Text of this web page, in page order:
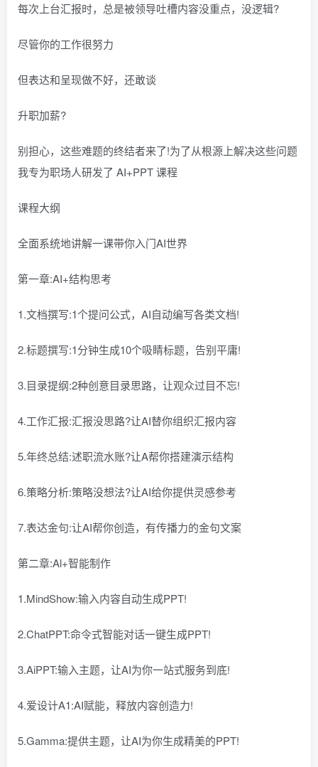
每次上台汇报时，总是被领导吐槽内容没重点，没逻辑?
尽管你的工作很努力
但表达和呈现做不好，还敢谈
升职加薪?
别担心，这些难题的终结者来了!为了从根源上解决这些问题
我专为职场人研发了 AI+PPT 课程
课程大纲
全面系统地讲解一课带你入门AI世界
第一章:AI+结构思考
1.文档撰写:1个提问公式，AI自动编写各类文档!
2.标题撰写:1分钟生成10个吸睛标题，告别平庸!
3.目录提纲:2种创意目录思路，让观众过目不忘!
4.工作汇报:汇报没思路?让AI替你组织汇报内容
5.年终总结:述职流水账?让A帮你搭建演示结构
6.策略分析:策略没想法?让AI给你提供灵感参考
7.表达金句:让AI帮你创造，有传播力的金句文案
第二章:Al+智能制作
1.MindShow:输入内容自动生成PPT!
2.ChatPPT:命令式智能对话一键生成PPT!
3.AiPPT:输入主题，让AI为你一站式服务到底!
4.爱设计A1:AI赋能，释放内容创造力!
5.Gamma:提供主题，让AI为你生成精美的PPT!